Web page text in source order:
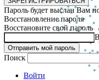
Пароль будет выслан Вам
Восстановление пароля
Восстановите свой пароль
Поиск
Войти